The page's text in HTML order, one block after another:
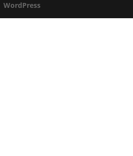
WordPress